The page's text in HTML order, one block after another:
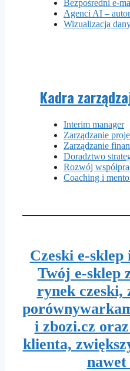
Bezpośredni e-
Agenci AI –
Wizualizacja
Kadra
Interim manager
Zarządzanie
Zarządzanie
Doradztwo
Rozwój
Coaching i
Czeski e-sklep
Twój e-sklep
rynek czeski,
i zbozi.cz oraz
klienta,
nawet